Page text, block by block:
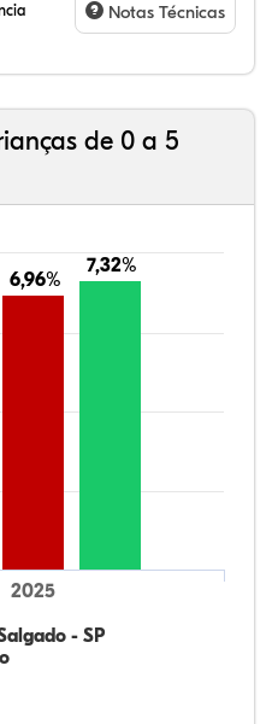
Notas Técnicas
de 0 a 5
6,96%
6,96%
7,32%
7,32%
- SP
2025